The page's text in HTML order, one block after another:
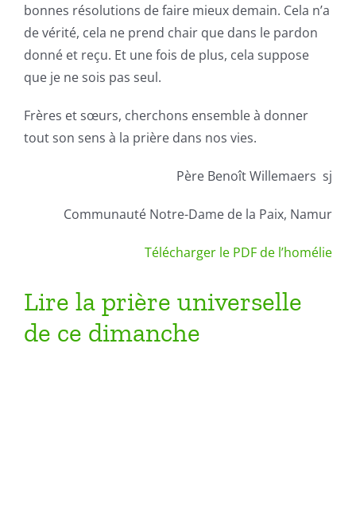
bonnes résolutions de faire mieux demain. Cela n’a
de vérité, cela ne prend chair que dans le pardon
donné et reçu. Et une fois de plus, cela suppose
que je ne sois pas seul.
Frères et sœurs, cherchons ensemble à donner
tout son sens à la prière dans nos vies.
Père Benoît Willemaers sj
Communauté Notre-Dame de la Paix, Namur
Télécharger le PDF de l’homélie
Lire la prière universelle
de ce dimanche